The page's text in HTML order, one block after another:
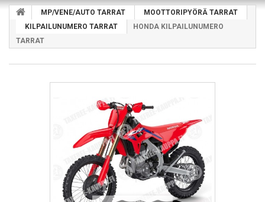
MP/VENE/AUTO TARRAT
MOOTTORIPYÖRÄ TARRAT
KILPAILUNUMERO TARRAT
HONDA KILPAILUNUMERO
TARRAT